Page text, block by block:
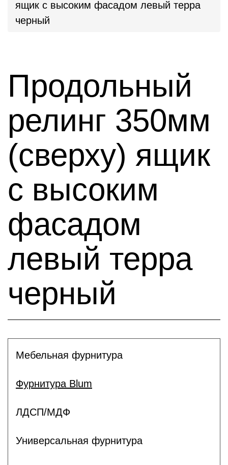
ящик с высоким фасадом левый терра
черный
Продольный
релинг 350мм
(сверху) ящик
с высоким
фасадом
левый терра
черный
Мебельная фурнитура
Фурнитура Blum
ЛДСП/МДФ
Универсальная фурнитура